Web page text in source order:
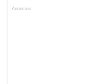
Anuncios.